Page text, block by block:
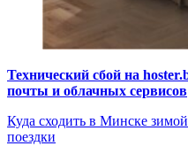
Технический сбой на
почты и облачных сервисов
Куда сходить в Минске
поездки